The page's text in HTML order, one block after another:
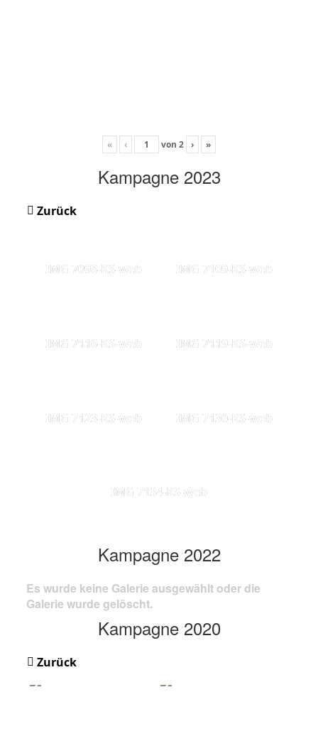
« ‹ von 2 › »
Kampagne 2023
Zurück
IMG 7098-KS-web IMG 7109-KS-web
IMG 7116-KS-web IMG 7119-KS-web
IMG 7123-KS-web IMG 7130-KS-web
IMG 7134-KS-web
Kampagne 2022
Es wurde keine Galerie ausgewählt oder die
Galerie wurde gelöscht.
Kampagne 2020
Zurück